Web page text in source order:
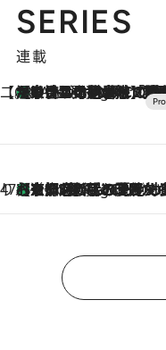
SERIES
連載
【CREA×星野リゾート】唯一無二。癒しと発見が待
2 Hours Ago
【トンボの足水浴】ヒノキの香りに包まれて涼感マックス！約13℃の湧水かけ流しを避暑地「星野温泉 トンボの
47都道府県の手みやげ ひんやりスイーツで夏を満喫
4 Hours Ago
【京都府】この夏絶対食べたい 冷やしておいしいおやつ3選 ひと口目から心を掴む新緑の